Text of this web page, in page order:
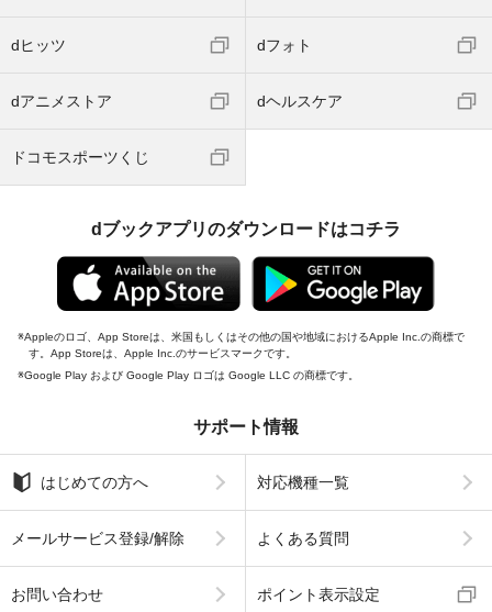
dヒッツ dフォト
dアニメストア dヘルスケア
ドコモスポーツくじ
dブックアプリのダウンロードはコチラ
Appleのロゴ、App Storeは、米国もしくはその他の国や地域におけるApple Inc.の商標で
す。App Storeは、Apple Inc.のサービスマークです。
Google Play および Google Play ロゴは Google LLC の商標です。
サポート情報
はじめての方へ 対応機種一覧
メールサービス登録/解除 よくある質問
お問い合わせ ポイント表示設定